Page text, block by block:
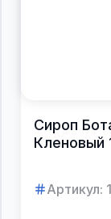
Сироп
Кленовый
Артикул: